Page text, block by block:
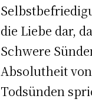
die Liebe dar,
Schwere
Absolutheit
Todsünden